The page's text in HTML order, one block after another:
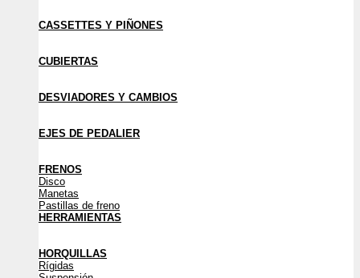
CASSETTES Y PIÑONES
CUBIERTAS
DESVIADORES Y CAMBIOS
EJES DE PEDALIER
FRENOS
Disco
Manetas
Pastillas de freno
HERRAMIENTAS
HORQUILLAS
Rígidas